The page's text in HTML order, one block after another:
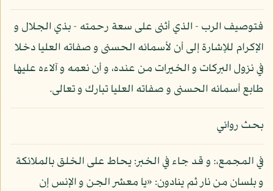
فتوصيف الرب - الذي أثنى على سعة رحمته - بذي الجلال و
الإكرام للإشارة إلى أن لأسمائه الحسنى و صفاته العليا دخلا
في نزول البركات و الخيرات من عنده، و أن نعمه و آلاءه عليها
طابع أسمائه الحسنى و صفاته العليا تبارك و تعالى.
بحث روائي
في المجمع،: و قد جاء في الخبر: يحاط على الخلق بالملائكة
و بلسان من نار ثم ينادون: «يا معشر الجن و الإنس إن